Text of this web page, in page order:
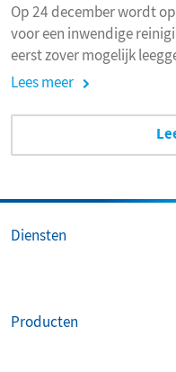
Op 24 december wordt
voor een inwendige
eerst zover mogelijk
wordt gewassen.
Lees meer
Diensten
Producten